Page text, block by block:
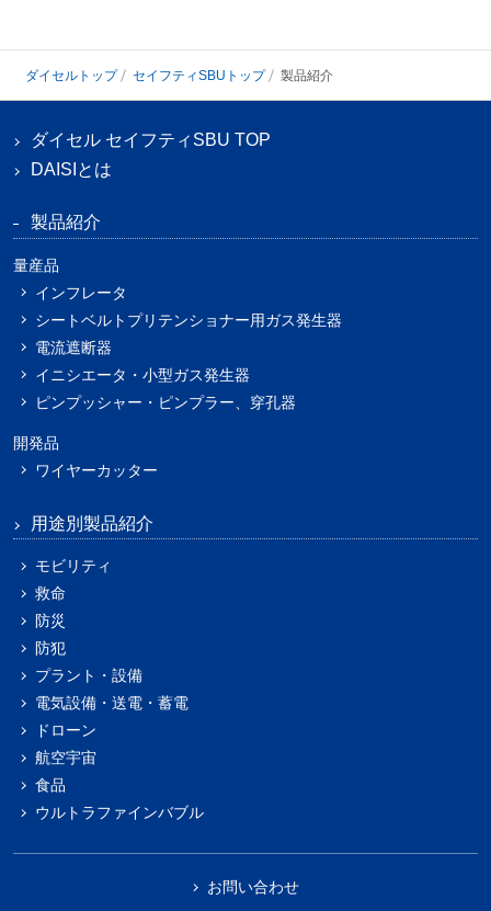
ダイセルトップ セイフティSBUトップ 製品紹介
ダイセル セイフティSBU TOP
DAISIとは
製品紹介
量産品
インフレータ
シートベルトプリテンショナー用ガス発生器
電流遮断器
イニシエータ・小型ガス発生器
ピンプッシャー・ピンプラー、穿孔器
開発品
ワイヤーカッター
用途別製品紹介
モビリティ
救命
防災
防犯
プラント・設備
電気設備・送電・蓄電
ドローン
航空宇宙
食品
ウルトラファインバブル
お問い合わせ